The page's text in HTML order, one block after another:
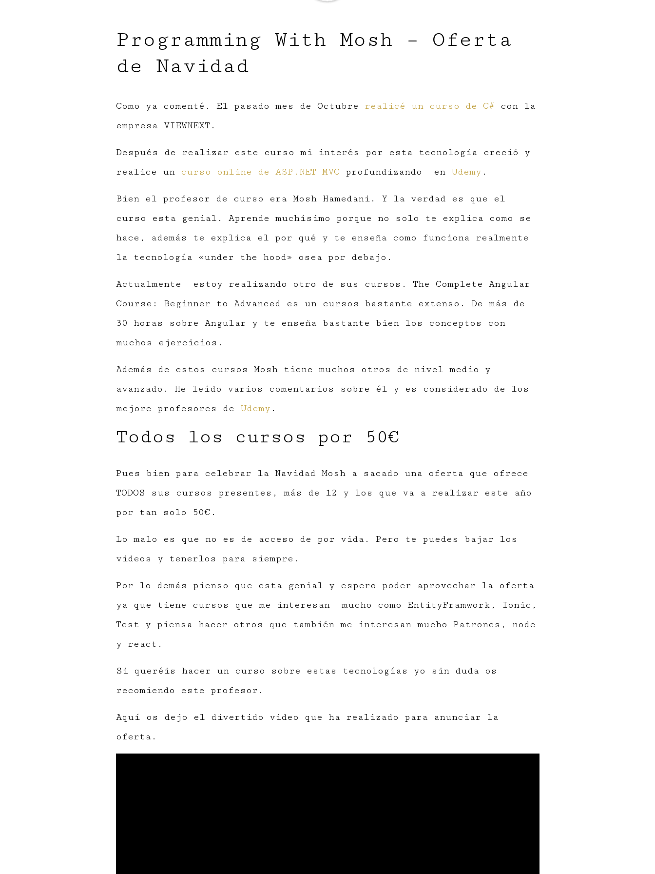
Programming With Mosh – Oferta
de Navidad
Como ya comenté. El pasado mes de Octubre realicé un curso de C# con la
empresa VIEWNEXT.
Después de realizar este curso mi interés por esta tecnología creció y
realice un
curso online de ASP.NET MVC profundizando en Udemy .
Bien el profesor de curso era Mosh Hamedani. Y la verdad es que el
curso esta genial. Aprende muchísimo porque no solo te explica como se
hace, además te explica el por qué y te enseña como funciona realmente
la tecnología «under the hood» osea por debajo.
Actualmente estoy realizando otro de sus cursos. The Complete Angular
Course: Beginner to Advanced es un cursos bastante extenso. De más de
30 horas sobre Angular y te enseña bastante bien los conceptos con
muchos ejercicios.
Además de estos cursos Mosh tiene muchos otros de nivel medio y
avanzado. He leído varios comentarios sobre él y es considerado de los
mejore profesores de Udemy .
Todos los cursos por 50€
Pues bien para celebrar la Navidad Mosh a sacado una oferta que ofrece
TODOS sus cursos presentes, más de 12 y los que va a realizar este año
por tan solo 50€.
Lo malo es que no es de acceso de por vida. Pero te puedes bajar los
videos y tenerlos para siempre.
Por lo demás pienso que esta genial y espero poder aprovechar la oferta
ya que tiene cursos que me interesan mucho como EntityFramwork, Ionic,
Test y piensa hacer otros que también me interesan mucho Patrones, node
y react.
Si queréis hacer un curso sobre estas tecnologías yo sin duda os
recomiendo este profesor.
Aquí os dejo el divertido video que ha realizado para anunciar la
oferta.